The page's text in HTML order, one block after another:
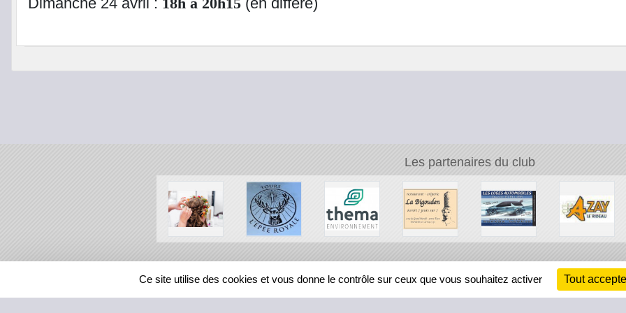
Les partenaires du club
REGIONS
Ce site utilise des cookies et vous donne le contrôle sur ceux que vous souhaitez activer Tout